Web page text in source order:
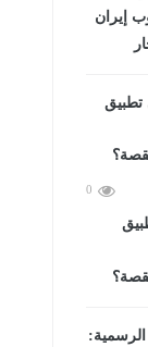
إيران
0